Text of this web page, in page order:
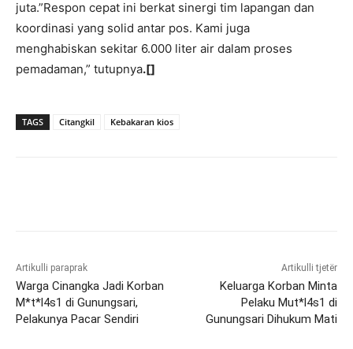
juta.”Respon cepat ini berkat sinergi tim lapangan dan
koordinasi yang solid antar pos. Kami juga
menghabiskan sekitar 6.000 liter air dalam proses
pemadaman,” tutupnya.[]
TAGS Citangkil Kebakaran kios
Artikulli paraprak
Warga Cinangka Jadi Korban
M*t*l4s1 di Gunungsari,
Pelakunya Pacar Sendiri
Artikulli tjetër
Keluarga Korban Minta
Pelaku Mut*l4s1 di
Gunungsari Dihukum Mati